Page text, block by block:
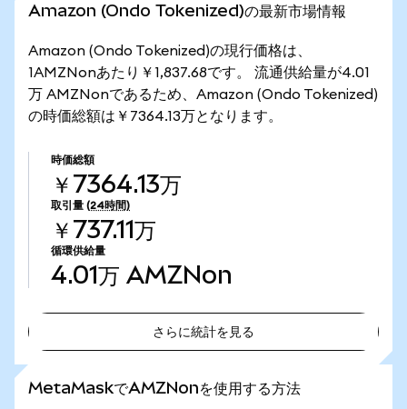
Amazon (Ondo Tokenized)の最新市場情報
Amazon (Ondo Tokenized)の現行価格は、
1AMZNonあたり￥1,837.68です。 流通供給量が4.01
万 AMZNonであるため、Amazon (Ondo Tokenized)
の時価総額は￥7364.13万となります。
時価総額
￥7364.13万
取引量 (24時間)
￥737.11万
循環供給量
4.01万 AMZNon
さらに統計を見る
MetaMaskでAMZNonを使用する方法